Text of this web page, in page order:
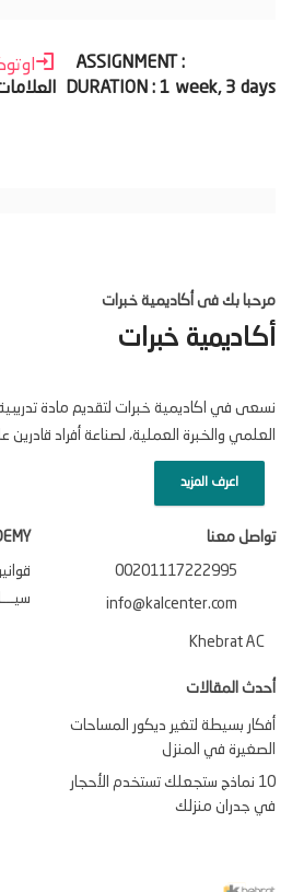
ASSIGNMENT :
DURATION : 1 week, 3 days
مرحبا بك فى أكاديمية خبرات
أكاديمية خبرات
نسعى في اكاديمية خبرات لتقديم مادة
العلمي والخبرة العملية، لصناعة أفراد
اعرف المزيد
تواصل معنا
00201117222995
info@kalcenter.com
Khebrat AC
أحدث المقالات
أفكار بسيطة لتغير ديكور المساحات
الصغيرة في المنزل
10 نماذج ستجعلك تستخدم الأحجار
في جدران منزلك